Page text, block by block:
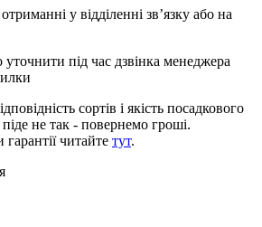
у відділенні зв’язку або на
під час дзвінка менеджера
сортів і якість посадкового
не так - повернемо гроші.
читайте тут.